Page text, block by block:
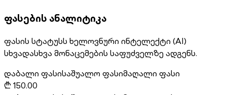
ფასების ანალიტიკა
ფასის სტატუსს ხელოვნური ინტელექტი (AI)
სხვადასხვა მონაცემების საფუძველზე ადგენს.
დაბალი ფასისაშუალო ფასიმაღალი ფასი
₾ 150.00